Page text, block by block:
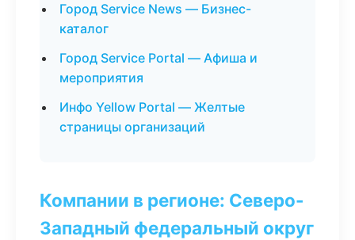
Город Service News — Бизнес-
каталог
Город Service Portal — Афиша и
мероприятия
Инфо Yellow Portal — Желтые
страницы организаций
Компании в регионе: Северо-
Западный федеральный округ